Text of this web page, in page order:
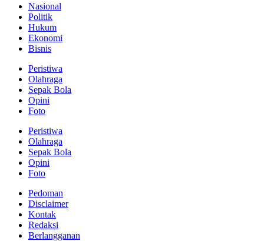
Nasional
Politik
Hukum
Ekonomi
Bisnis
Peristiwa
Olahraga
Sepak Bola
Opini
Foto
Peristiwa
Olahraga
Sepak Bola
Opini
Foto
Pedoman
Disclaimer
Kontak
Redaksi
Berlangganan